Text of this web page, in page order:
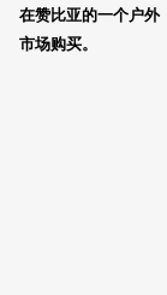
在赞比亚的一个户外
市场购买。